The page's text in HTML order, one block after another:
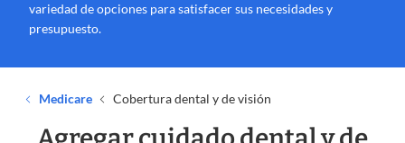
variedad de opciones para satisfacer sus necesidades y
presupuesto.
Medicare Cobertura dental y de visión